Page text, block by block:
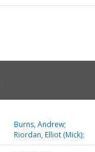
Burns, Andrew;
Riordan, Elliot (Mick);